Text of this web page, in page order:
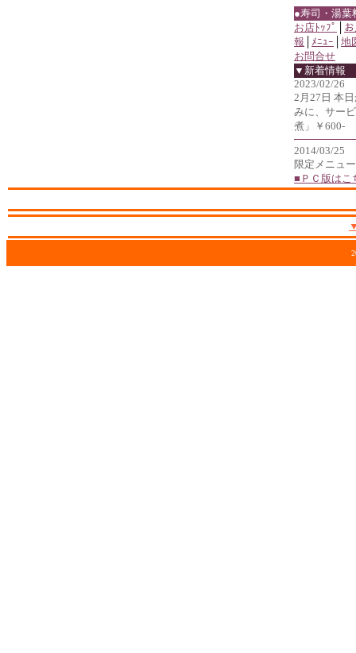
●寿司・湯
お店ﾄｯﾌﾟ
報
ﾒﾆｭｰ
地
お問合せ
▼新着情報
2023/02/26
2月27日 本
みに、サー
煮」￥600-
2014/03/25
限定メニュ
■ＰＣ版はこ